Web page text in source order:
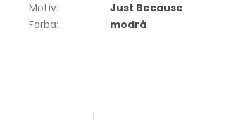
Motív:
Just Because
Farba: modrá